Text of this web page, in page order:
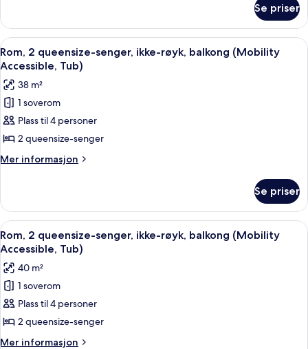
(View)
2
queensize-
senger,
tårn
Se priser
Åpne
alle
bildene
av
Rom,
2
queensize-
senger,
balkong
(Mobility
Accessible,
Tub)
Allergitestet sengetøy, safe på
4
Rom, 2 queensize-senger, ikke-røyk, balkong (Mobility
Accessible, Tub)
38 m²
1 soverom
Plass til 4 personer
2 queensize-senger
Mer informasjon
Mer
2
queensize-
senger,
ikke-
balkong
(Mobility
Accessible,
Tub)
Se priser
Åpne
alle
bildene
av
Rom,
2
queensize-
senger,
Allergitestet sengetøy, safe på
3
Rom, 2 queensize-senger, ikke-røyk, balkong (Mobility
Accessible, Tub)
40 m²
1 soverom
Plass til 4 personer
2 queensize-senger
Mer informasjon
Mer